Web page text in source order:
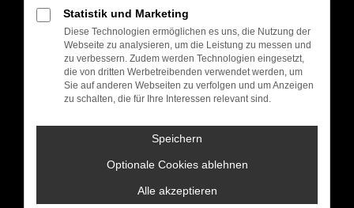
Prüfe deine Browsererweiterungen.
Manche Erweiterungen, wie Werbeblocker,
können das Laden bestimmter Seiten
verhindern. Funktioniert die Seite in einem
anderen Browser oder in einem privaten
Starte dein Gerät neu.
vorübergehende Probleme zu beheben.
Stelle sicher, dass dein Browser und dein
Statistik und Marketing
Diese Technologien ermöglichen es uns, die Nutzung der
Webseite zu analysieren, um die Leistung zu messen und
zu verbessern. Zudem werden Technologien eingesetzt,
die von dritten Werbetreibenden verwendet werden, um
Sie auf anderen Webseiten zu verfolgen und um Anzeigen
zu schalten, die für Ihre Interessen relevant sind.
Speichern
Optionale Cookies ablehnen
Alle akzeptieren